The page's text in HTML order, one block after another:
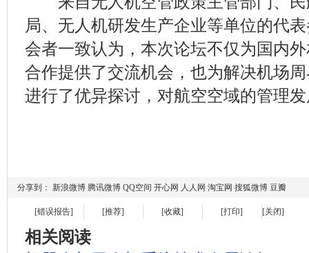
局、无人机研发生产企业等单位的代
会者一致认为，本次论坛不仅为国内
合作提供了交流机会，也为解决机场
进行了优异探讨，对航空空域的管理
分享到： 新浪微博 腾讯微博 QQ空间 开心网 人人网 淘宝网 搜狐微博 豆瓣
[错误报告] [推荐] [收藏] [打印] [关闭]
相关阅读